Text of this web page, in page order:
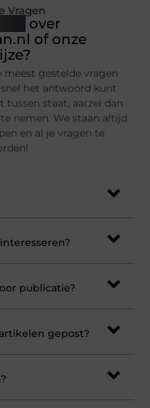
Vragen
over
of onze
meest gestelde vragen
het antwoord kunt
tussen staat, aarzel dan
te nemen. We staan altijd
en al je vragen te
publicatie?
gepost?